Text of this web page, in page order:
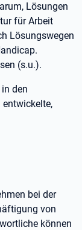
Lösungen
für Arbeit
Lösungswegen
(s.u.).
den
entwickelte,
bei der
von
können